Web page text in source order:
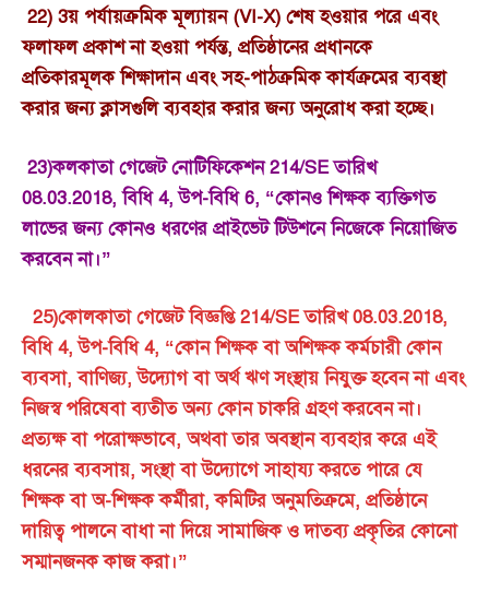
22) 3য় পর্যায়ক্রমিক মূল্যায়ন (VI-X) শেষ হওয়ার পরে এবং
ফলাফল প্রকাশ না হওয়া পর্যন্ত, প্রতিষ্ঠানের প্রধানকে
প্রতিকারমূলক শিক্ষাদান এবং সহ-পাঠক্রমিক কার্যক্রমের ব্যবস্থা
করার জন্য ক্লাসগুলি ব্যবহার করার জন্য অনুরোধ করা হচ্ছে।
23)কলকাতা গেজেট নোটিফিকেশন 214/SE তারিখ
08.03.2018, বিধি 4, উপ-বিধি 6, “কোনও শিক্ষক ব্যক্তিগত
লাভের জন্য কোনও ধরণের প্রাইভেট টিউশনে নিজেকে নিয়োজিত
করবেন না।”
25)কোলকাতা গেজেট বিজ্ঞপ্তি 214/SE তারিখ 08.03.2018,
বিধি 4, উপ-বিধি 4, “কোন শিক্ষক বা অশিক্ষক কর্মচারী কোন
ব্যবসা, বাণিজ্য, উদ্যোগ বা অর্থ ঋণ সংস্থায় নিযুক্ত হবেন না এবং
নিজস্ব পরিষেবা ব্যতীত অন্য কোন চাকরি গ্রহণ করবেন না।
প্রত্যক্ষ বা পরোক্ষভাবে, অথবা তার অবস্থান ব্যবহার করে এই
ধরনের ব্যবসায়, সংস্থা বা উদ্যোগে সাহায্য করতে পারে যে
শিক্ষক বা অ-শিক্ষক কর্মীরা, কমিটির অনুমতিক্রমে, প্রতিষ্ঠানে
দায়িত্ব পালনে বাধা না দিয়ে সামাজিক ও দাতব্য প্রকৃতির কোনো
সম্মানজনক কাজ করা।”